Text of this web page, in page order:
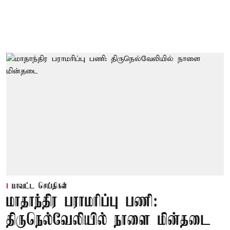
மாவட்ட செய்திகள்
மாதாந்திர பராமரிப்பு பணி:
திருநெல்வேலியில் நாளை மின்தடை